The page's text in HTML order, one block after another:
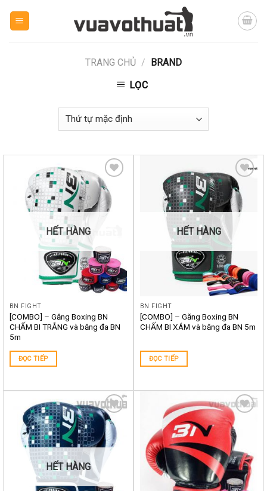
TRANG CHỦ / BRAND
LỌC
thích
HẾT HÀNG
BN FIGHT
[COMBO] – Găng Boxing BN
CHẤM BI TRẮNG và băng đa BN
5m
ĐỌC TIẾP
Yêu
thích
HẾT HÀNG
BN FIGHT
[COMBO] – Găng Boxing BN
CHẤM BI XÁM và băng đa BN 5m
ĐỌC TIẾP
Yêu
thích
HẾT HÀNG
thích